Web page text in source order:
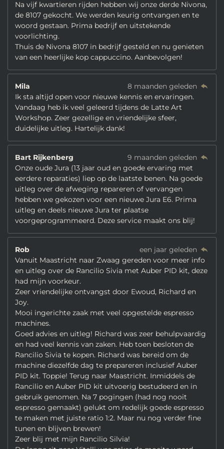
Na vijf kwartieren rijden hebben wij onze derde Nivona,
de 8107 gekocht. We werden keurig ontvangen en te
woord gestaan. Prima bedrijf en uitstekende
voorlichting.
Thuis de Nivona 8107 in bedrijf gesteld en nu genieten
van een heerlijke kop cappuccino. Aanbevolgen!
Mila
8 maanden geleden
Ik sta altijd open voor nieuwe kennis en ervaringen.
Vandaag heb ik veel geleerd tijdens de Latte Art
Workshop. Zeer gezellige en vriendelijke sfeer,
duidelijke uitleg. Hartelijk dank!
Bart Rijkenberg
9 maanden geleden
Onze oude Jura (13 jaar oud en goede ervaring met
eerdere reparaties) liep op de laatste benen. Na goede
uitleg over de afweging repareren of vervangen
hebben we gekozen voor een nieuwe Jura E6. Prima
uitleg en deels nieuwe Jura ter plaatse
voorgeprogrammeerd. Deze service maakt ons blij!
Rob
een jaar geleden
Vanuit Maastricht naar Zwaag gereden voor meer info
en uitleg over de Rancilio Sivia met Auber PID kit, deze
had mijn voorkeur.
Zeer vriendelijke ontvangst door Ewoud, Richard en
Joy.
Mooi ingerichte zaak met veel opgestelde espresso
machines.
Goed advies en uitleg! Richard was zeer behulpvaardig
en had veel kennis van zaken. Heb toen besloten de
Rancilio Sivia te kopen. Richard was bereid om de
machine diezelfde dag te prepareren inclusief Auber
PID kit. Toppie! Terug naar Maastricht. Inmiddels de
Rancilio en Auber PID kit uitvoerig bestudeerd en in
gebruik genomen. Na 7 pogingen (had nog nooit
espresso gemaakt) gelukt om redelijk goede espresso
te maken met juiste ratio 1:2. Maar nu nog verder fine
tunen en blijven brewen!
Zeer blij met mijn Rancilio Silvia!